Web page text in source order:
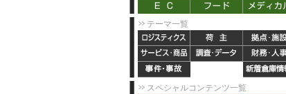
テーマ一覧
スペシャルコンテンツ一覧